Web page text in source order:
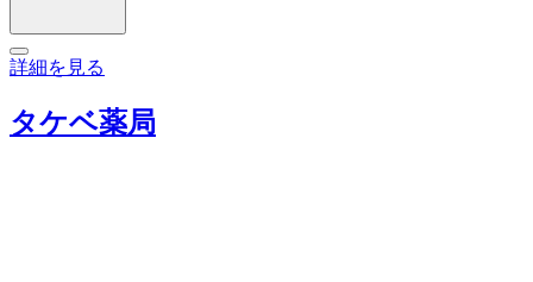
詳細を見る
タケベ薬局